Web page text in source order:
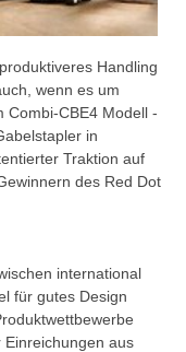
Handling
wenn es um
Combi-CBE4 Modell -
in
Traktion auf
des Red Dot
international
für gutes Design
Einreichungen aus